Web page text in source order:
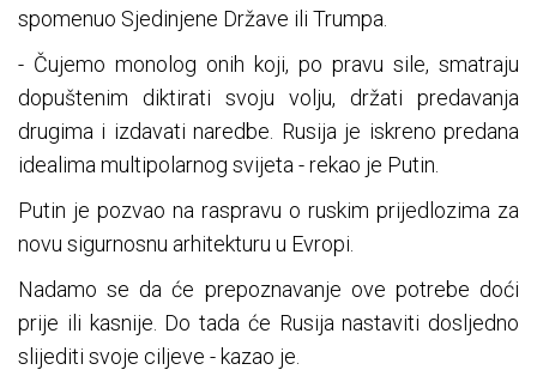
spomenuo Sjedinjene Države ili Trumpa.
- Čujemo monolog onih koji, po pravu sile, smatraju
dopuštenim diktirati svoju volju, držati predavanja
drugima i izdavati naredbe. Rusija je iskreno predana
idealima multipolarnog svijeta - rekao je Putin.
Putin je pozvao na raspravu o ruskim prijedlozima za
novu sigurnosnu arhitekturu u Evropi.
Nadamo se da će prepoznavanje ove potrebe doći
prije ili kasnije. Do tada će Rusija nastaviti dosljedno
slijediti svoje ciljeve - kazao je.